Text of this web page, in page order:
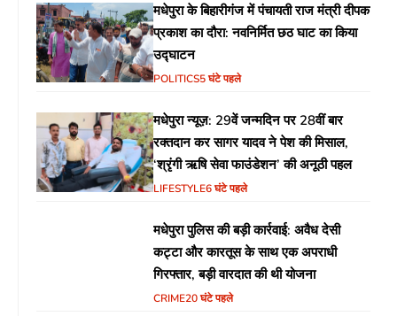
मधेपुरा के बिहारीगंज में पंचायती राज मंत्री दीपक
प्रकाश का दौरा: नवनिर्मित छठ घाट का किया
उद्घाटन
POLITICS5 घंटे पहले
मधेपुरा न्यूज़: 29वें जन्मदिन पर 28वीं बार
रक्तदान कर सागर यादव ने पेश की मिसाल,
‘श्रृंगी ऋषि सेवा फाउंडेशन’ की अनूठी पहल
LIFESTYLE6 घंटे पहले
मधेपुरा पुलिस की बड़ी कार्रवाई: अवैध देसी
कट्टा और कारतूस के साथ एक अपराधी
गिरफ्तार, बड़ी वारदात की थी योजना
CRIME20 घंटे पहले